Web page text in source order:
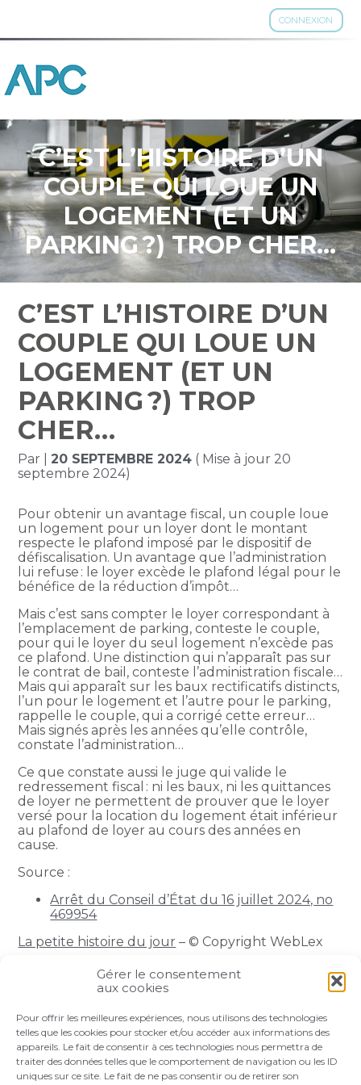
Gérer le consentement
aux cookies
Pour offrir les meilleures expériences, nous utilisons des technologies
telles que les cookies pour stocker et/ou accéder aux informations des
appareils. Le fait de consentir à ces technologies nous permettra de
traiter des données telles que le comportement de navigation ou les ID
uniques sur ce site. Le fait de ne pas consentir ou de retirer son
CONNEXION
Aller
au
C’EST L’HISTOIRE D’UN
COUPLE QUI LOUE UN
LOGEMENT (ET UN
PARKING ?) TROP CHER…
C’EST L’HISTOIRE D’UN
COUPLE QUI LOUE UN
LOGEMENT (ET UN
PARKING ?) TROP
CHER…
Par |20 SEPTEMBRE 2024 ( Mise à jour 20
septembre 2024)
Pour obtenir un avantage fiscal, un couple loue
un logement pour un loyer dont le montant
respecte le plafond imposé par le dispositif de
défiscalisation. Un avantage que l’administration
lui refuse : le loyer excède le plafond légal pour le
bénéfice de la réduction d’impôt…
Mais c’est sans compter le loyer correspondant à
l’emplacement de parking, conteste le couple,
pour qui le loyer du seul logement n’excède pas
ce plafond. Une distinction qui n’apparaît pas sur
le contrat de bail, conteste l’administration fiscale…
Mais qui apparaît sur les baux rectificatifs distincts,
l’un pour le logement et l’autre pour le parking,
rappelle le couple, qui a corrigé cette erreur…
Mais signés après les années qu’elle contrôle,
constate l’administration…
Ce que constate aussi le juge qui valide le
redressement fiscal : ni les baux, ni les quittances
de loyer ne permettent de prouver que le loyer
versé pour la location du logement était inférieur
au plafond de loyer au cours des années en
cause.
Source :
Arrêt du Conseil d’État du 16 juillet 2024, no
469954
La petite histoire du jour – © Copyright WebLex
FaceBook
TwitterLinkedIn